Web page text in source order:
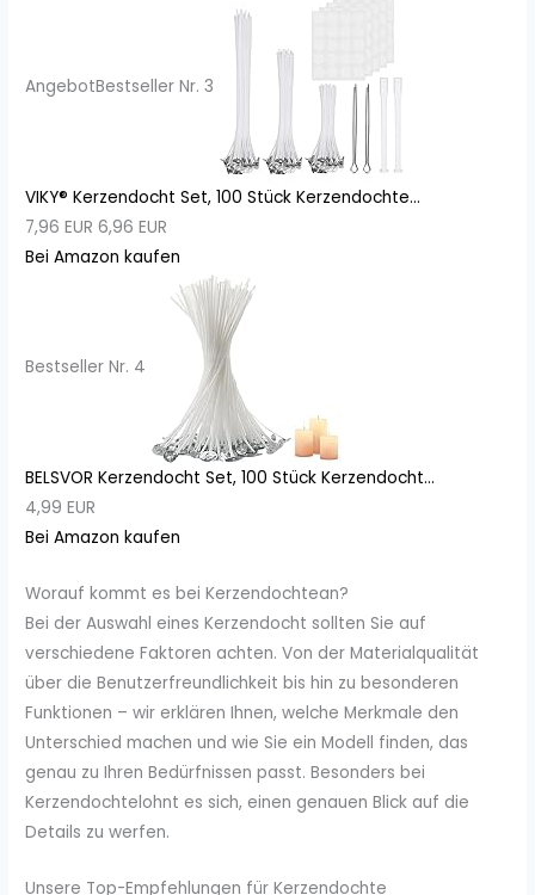
AngebotBestseller Nr. 3
VIKY® Kerzendocht Set, 100 Stück Kerzendochte...
7,96 EUR 6,96 EUR
Bei Amazon kaufen
Bestseller Nr. 4
BELSVOR Kerzendocht Set, 100 Stück Kerzendocht...
4,99 EUR
Bei Amazon kaufen
Worauf kommt es bei Kerzendochtean?
Bei der Auswahl eines Kerzendocht sollten Sie auf
verschiedene Faktoren achten. Von der Materialqualität
über die Benutzerfreundlichkeit bis hin zu besonderen
Funktionen – wir erklären Ihnen, welche Merkmale den
Unterschied machen und wie Sie ein Modell finden, das
genau zu Ihren Bedürfnissen passt. Besonders bei
Kerzendochtelohnt es sich, einen genauen Blick auf die
Details zu werfen.
Unsere Top-Empfehlungen für Kerzendochte